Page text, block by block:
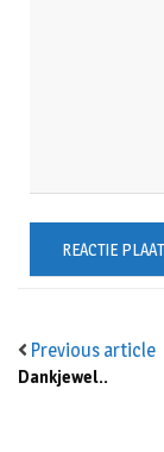
Previous article
Dankjewel..